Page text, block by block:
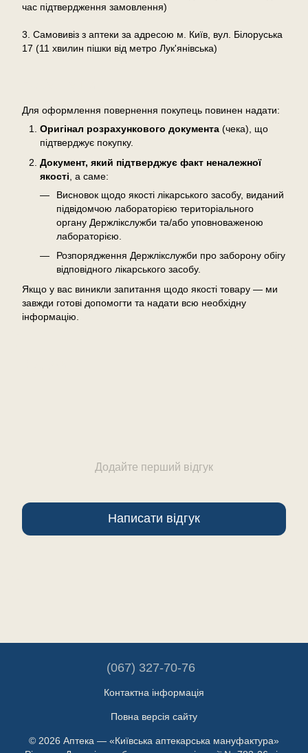
час підтвердження замовлення)
3. Самовивіз з аптеки за адресою м. Київ, вул. Білоруська
17 (11 хвилин пішки від метро Лук'янівська)
Для оформлення повернення покупець повинен надати:
Оригінал розрахункового документа (чека), що
підтверджує покупку.
Документ, який підтверджує факт неналежної
якості , а саме:
Висновок щодо якості лікарського засобу, виданий
підвідомчою лабораторією територіального
органу Держлікслужби та/або уповноваженою
лабораторією.
Розпорядження Держлікслужби про заборону обігу
відповідного лікарського засобу.
Якщо у вас виникли запитання щодо якості товару — ми
завжди готові допомогти та надати всю необхідну
інформацію.
Додайте перший відгук
Написати відгук
(067) 327-70-76
Контактна інформація
Повна версія сайту
© 2026 Аптека — «Київська аптекарська мануфактура»